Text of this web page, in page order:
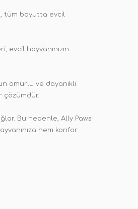
tüm boyutta evcil
evcil hayvanınızın
ömürlü ve dayanıklı
çözümdür.
Bu nedenle, Ally Paws
hem konfor